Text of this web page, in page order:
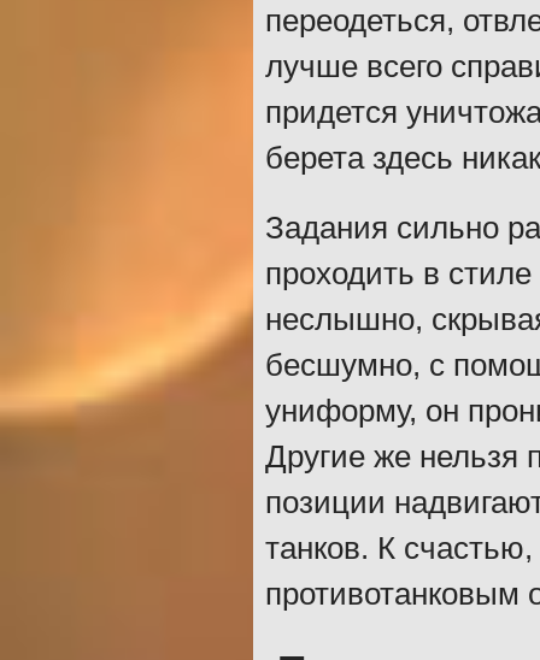
переодеться,
лучше всего
придется
берета здесь
Задания сильно
проходить в
неслышно,
бесшумно, с
униформу, он
Другие же нельзя
позиции
танков. К
противотанковым